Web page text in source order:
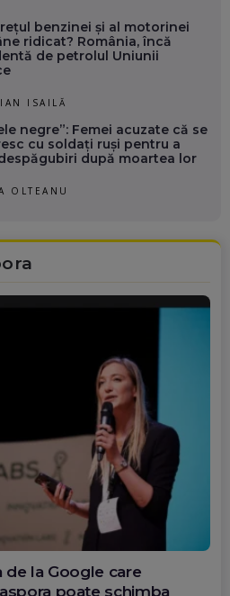
benzinei și al motorinei
ridicat? România, încă
de petrolul Uniunii
ISAILĂ
negre”: Femei acuzate că se
cu soldați ruși pentru a
după moartea lor
OLTEANU
de la Google care
poate schimba